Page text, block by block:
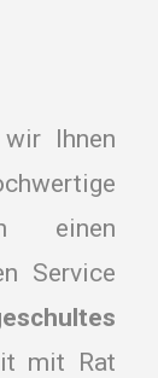
Ihnen
einen
Service
mit Rat